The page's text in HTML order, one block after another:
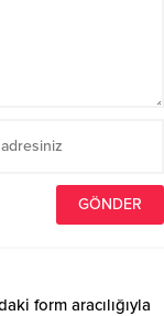
form aracılığıyla